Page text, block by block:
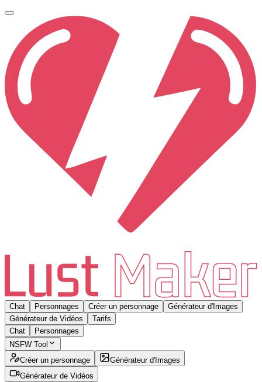
Chat Personnages Créer un personnage
Générateur d'Images
Générateur de Vidéos
Tarifs
Chat
Personnages
NSFW Tool
Créer un personnage
Générateur d'Images
Générateur de Vidéos